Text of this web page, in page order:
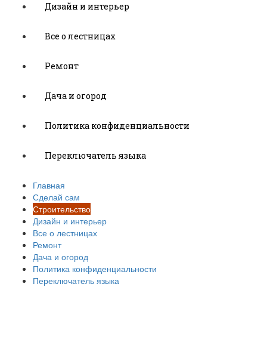
Дизайн и интерьер
Все о лестницах
Ремонт
Дача и огород
Политика конфиденциальности
Переключатель языка
Главная
Сделай сам
Строительство
Дизайн и интерьер
Все о лестницах
Ремонт
Дача и огород
Политика конфиденциальности
Переключатель языка